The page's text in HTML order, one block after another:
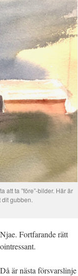
att ta ”före”-bilder. Här är
gubben.
Njae. Fortfarande rätt
ointressant.
Då är nästa försvarslinje